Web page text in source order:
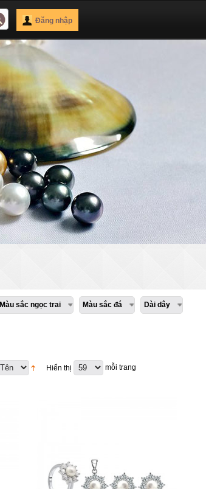
Đăng nhập
Màu sắc ngọc trai Màu sắc đá Dài dây
Hiển thị mỗi trang